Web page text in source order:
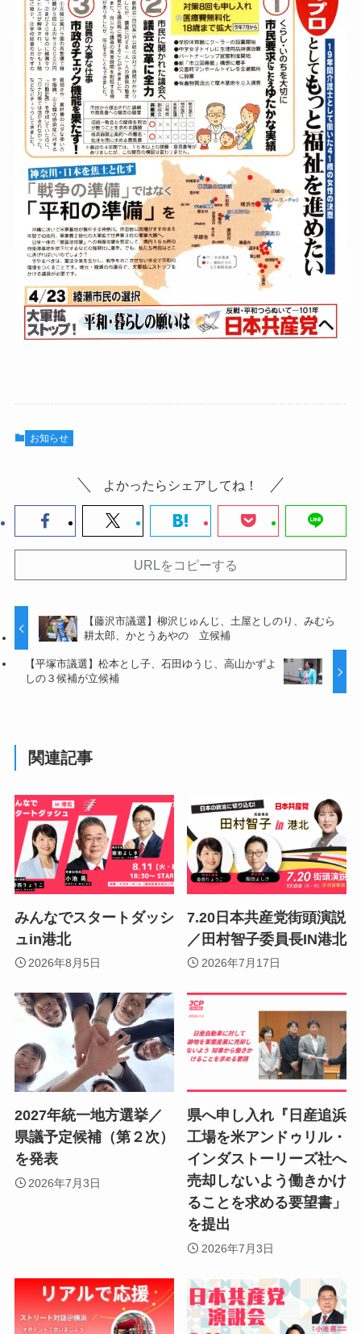
お知らせ
よかったらシェアしてね！
URLをコピーする
【藤沢市議選】柳沢じゅんじ、土屋としのり、みむら
耕太郎、かとうあやの 立候補
【平塚市議選】松本とし子、石田ゆうじ、高山かずよ
しの３候補が立候補
関連記事
みんなでスタートダッシ
ュin港北
2026年8月5日
7.20日本共産党街頭演説
／田村智子委員長IN港北
2026年7月17日
2027年統一地方選挙／
県議予定候補（第２次）
を発表
2026年7月3日
県へ申し入れ『日産追浜
工場を米アンドゥリル・
インダストーリーズ社へ
売却しないよう働きかけ
ることを求める要望書」
を提出
2026年7月3日